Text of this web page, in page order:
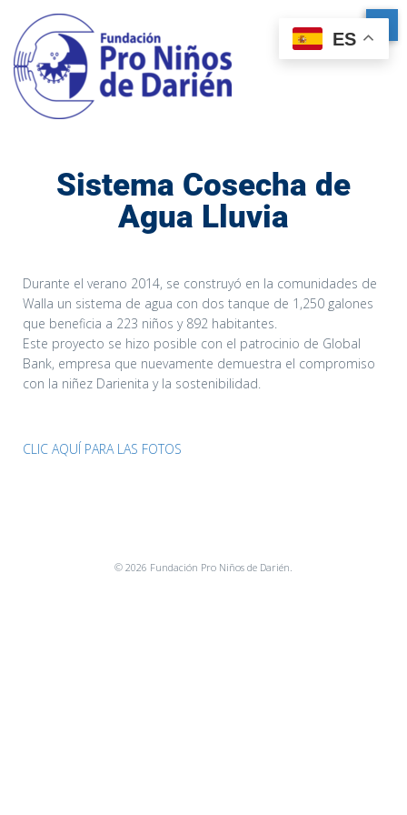
Sistema Cosecha de
Agua Lluvia
Durante el verano 2014, se construyó en la comunidades de
Walla un sistema de agua con dos tanque de 1,250 galones
que beneficia a 223 niños y 892 habitantes.
Este proyecto se hizo posible con el patrocinio de Global
Bank, empresa que nuevamente demuestra el compromiso
con la niñez Darienita y la sostenibilidad.
CLIC AQUÍ PARA LAS FOTOS
© 2026 Fundación Pro Niños de Darién.
ES